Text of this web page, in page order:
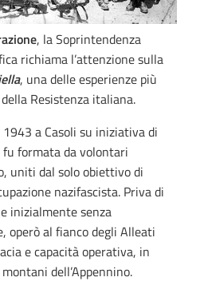
, la Soprintendenza
richiama l’attenzione sulla
, una delle esperienze più
Resistenza italiana.
a Casoli su iniziativa di
formata da volontari
uniti dal solo obiettivo di
nazifascista. Priva di
inizialmente senza
operò al fianco degli Alleati
e capacità operativa, in
dell’Appennino.